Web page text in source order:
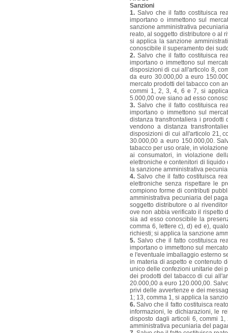
Sanzioni
1. Salvo che il fatto costituisca
importano o immettono sul
sanzione amministrativa
reato, al soggetto distributore o al
si applica la sanzione
conoscibile il superamento dei
2. Salvo che il fatto costituisca
importano o immettono sul
disposizioni di cui all'articolo 8,
da euro 30.000,00 a euro
mercato prodotti del tabacco con
commi 1, 2, 3, 4, 6 e 7, si
5.000,00 ove siano ad esso
3. Salvo che il fatto costituisca
importano o immettono sul
distanza transfrontaliera i
vendono a distanza
disposizioni di cui all'articolo 21,
30.000,00 a euro 150.000,00.
tabacco per uso orale, in
ai consumatori, in violazione
elettroniche e contenitori di
la sanzione amministrativa
4. Salvo che il fatto costituisca
elettroniche senza rispettare le
compiono forme di contributi
amministrativa pecuniaria del
soggetto distributore o al
ove non abbia verificato il rispetto
sia ad esso conoscibile la
comma 6, lettere c), d) ed e),
richiesti; si applica la sanzione
5. Salvo che il fatto costituisca
importano o immettono sul
e l'eventuale imballaggio esterno
in materia di aspetto e contenuto
unico delle confezioni unitarie dei
dei prodotti del tabacco di cui
20.000,00 a euro 120.000,00.
privi delle avvertenze e dei
1; 13, comma 1, si applica la
6. Salvo che il fatto costituisca
informazioni, le dichiarazioni, le
disposto dagli articoli 6, commi
amministrativa pecuniaria del